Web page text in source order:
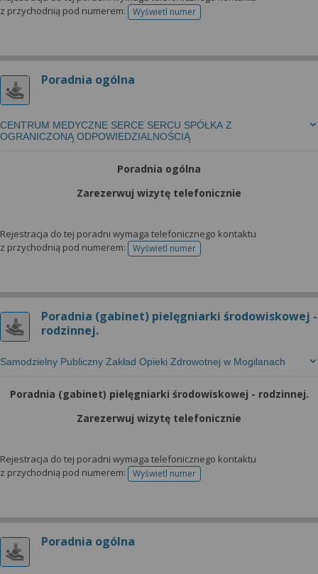
z przychodnią pod numerem:
Wyświetl numertelefonu do rejestracji
Poradnia ogólna
CENTRUM MEDYCZNE SERCE SERCU SPÓŁKA Z
OGRANICZONĄ ODPOWIEDZIALNOŚCIĄ
Poradnia ogólna
Zarezerwuj wizytę telefonicznie
Rejestracja do tej poradni wymaga telefonicznego kontaktu
z przychodnią pod numerem:
Wyświetl numertelefonu do rejestracji
Poradnia (gabinet) pielęgniarki środowiskowej -
rodzinnej.
Samodzielny Publiczny Zakład Opieki Zdrowotnej w Mogilanach
Poradnia (gabinet) pielęgniarki środowiskowej - rodzinnej.
Zarezerwuj wizytę telefonicznie
Rejestracja do tej poradni wymaga telefonicznego kontaktu
z przychodnią pod numerem:
Wyświetl numertelefonu do rejestracji
Poradnia ogólna